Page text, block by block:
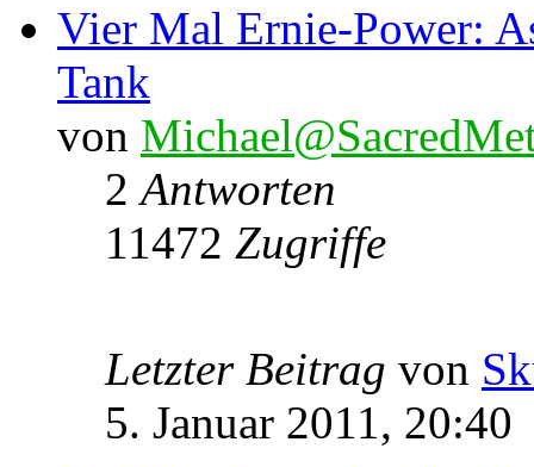
Vier Mal Ernie-Power:
Tank
von
2Antworten
11472 Zugriffe
Letzter Beitrag von
5. Januar 2011, 20:40